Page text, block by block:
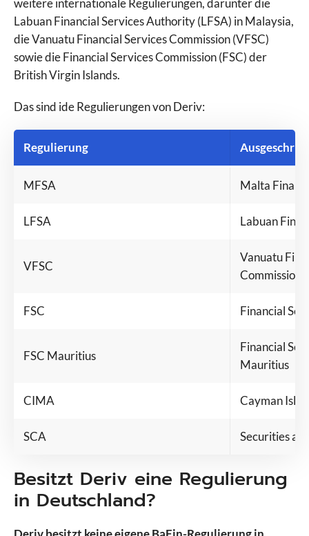
ActivTrades
Admirals
AMP Futures
AvaFutures
Bitget
BlackBull Markets
Flatex
FXCM
FxPro
weitere internationale Regulierungen, darunter die
Labuan Financial Services Authority (LFSA) in Malaysia,
die Vanuatu Financial Services Commission (VFSC)
sowie die Financial Services Commission (FSC) der
British Virgin Islands.
Das sind ide Regulierungen von Deriv:
Regulierung
MFSA Malta
LFSA Labuan
VFSC
Vanuatu
Commission
FSC Financial
FSC Mauritius
Financial
Mauritius
CIMA Cayman
SCA Securities
Besitzt Deriv eine Regulierung
in Deutschland?